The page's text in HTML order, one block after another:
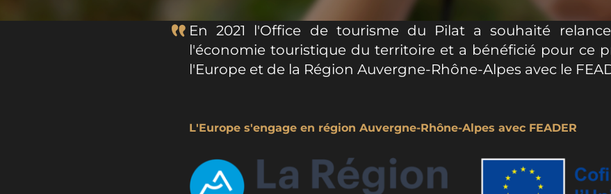
En 2021 l'Office de tourisme du Pilat a souhaité
l'économie touristique du territoire et a bénéficié pour ce
l'Europe et de la Région Auvergne-Rhône-Alpes avec le
L'Europe s'engage en région Auvergne-Rhône-Alpes avec FEADER